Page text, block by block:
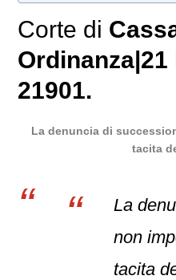
Corte di
Ordinanza|21
21901.
La denuncia di
tacita
La
non
tacita